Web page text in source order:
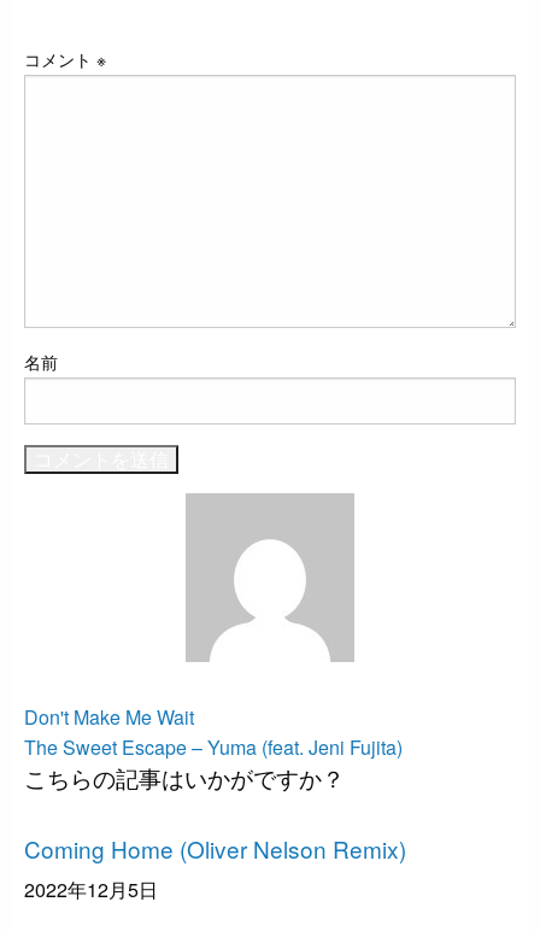
コメント ※
名前
投
稿
ナ
ゲ
ー
前
の
投
Don't Make Me Wait
次
の
稿
The Sweet Escape – Yuma (feat. Jeni Fujita)
こちらの記事はいかがですか？
Coming Home (Oliver Nelson Remix)
2022年12月5日